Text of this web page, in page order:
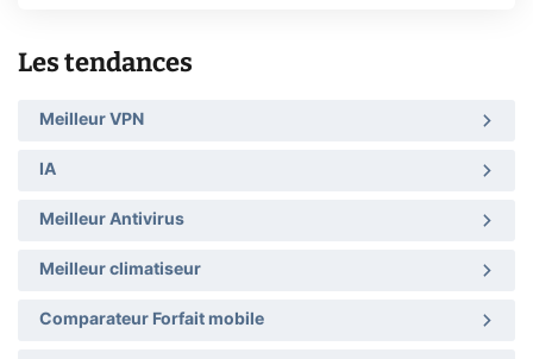
Les tendances
Meilleur VPN
IA
Meilleur Antivirus
Meilleur climatiseur
Comparateur Forfait mobile